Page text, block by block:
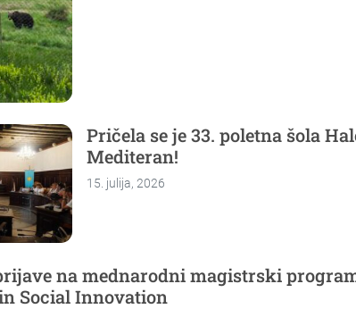
Pričela se je 33. poletna šola
Mediteran!
15. julija, 2026
na mednarodni magistrski
Social Innovation